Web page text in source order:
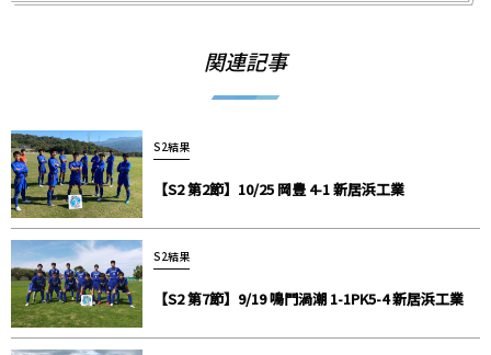
関連記事
S2結果
【S2 第2節】10/25 岡豊 4-1 新居浜工業
S2結果
【S2 第7節】9/19 鳴門渦潮 1-1PK5-4 新居浜工業